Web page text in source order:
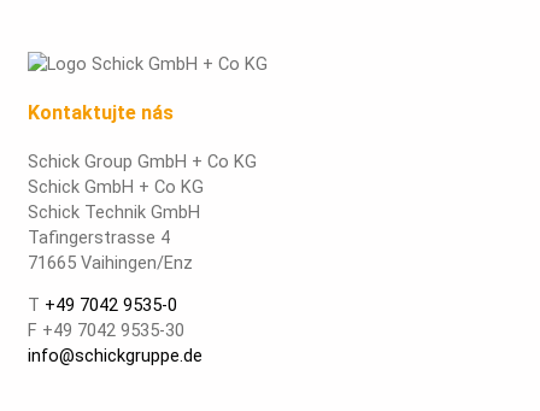
Kontaktujte nás
Schick Group GmbH + Co KG
Schick GmbH + Co KG
Schick Technik GmbH
Tafingerstrasse 4
71665 Vaihingen/Enz
T +49 7042 9535-0
F +49 7042 9535-30
info@schickgruppe.de